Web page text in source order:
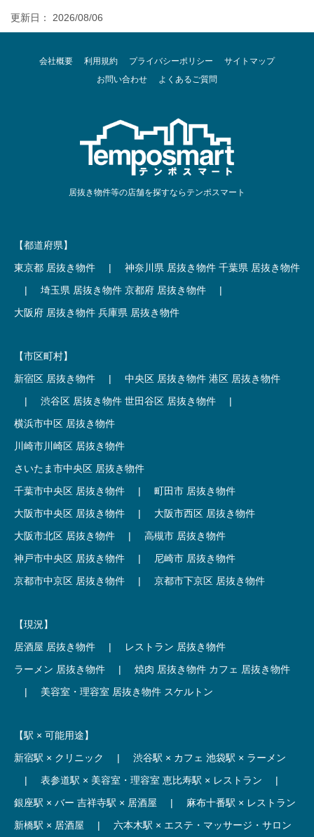
更新日： 2026/08/06
会社概要 利用規約 プライバシーポリシー
サイトマップ
お問い合わせ
よくあるご質問
居抜き物件等の店舗を探すならテンポスマート
【都道府県】
東京都 居抜き物件
| 神奈川県 居抜き物件 千葉県 居抜き物件
|
埼玉県 居抜き物件 京都府 居抜き物件
|
大阪府 居抜き物件 兵庫県 居抜き物件
【市区町村】
新宿区 居抜き物件
| 中央区 居抜き物件 港区 居抜き物件
|
渋谷区 居抜き物件 世田谷区 居抜き物件
|
横浜市中区 居抜き物件
川崎市川崎区 居抜き物件
さいたま市中央区 居抜き物件
千葉市中央区 居抜き物件
|
町田市 居抜き物件
大阪市中央区 居抜き物件
|
大阪市西区 居抜き物件
大阪市北区 居抜き物件
|
高槻市 居抜き物件
神戸市中央区 居抜き物件
|
尼崎市 居抜き物件
京都市中京区 居抜き物件
| 京都市下京区 居抜き物件
【現況】
居酒屋 居抜き物件
|
レストラン 居抜き物件
ラーメン 居抜き物件
| 焼肉 居抜き物件 カフェ 居抜き物件
|
美容室・理容室 居抜き物件 スケルトン
【駅 × 可能用途】
新宿駅 × クリニック
| 渋谷駅 × カフェ 池袋駅 × ラーメン
|
表参道駅 × 美容室・理容室 恵比寿駅 × レストラン
|
銀座駅 × バー 吉祥寺駅 × 居酒屋 |
麻布十番駅 × レストラン
新橋駅 × 居酒屋
| 六本木駅 × エステ・マッサージ・サロン